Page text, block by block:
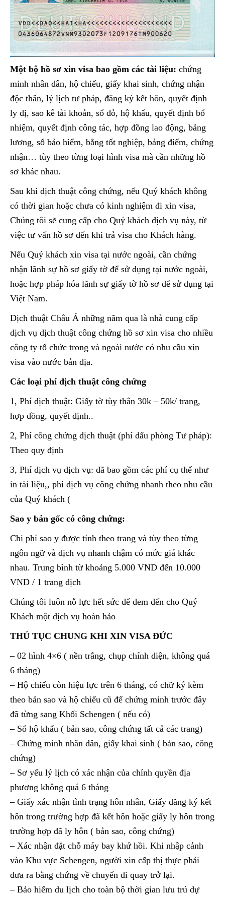
Một bộ hồ sơ xin visa bao gồm các tài liệu: chứng
minh nhân dân, hộ chiếu, giấy khai sinh, chứng nhận
độc thân, lý lịch tư pháp, đăng ký kết hôn, quyết định
ly dị, sao kê tài khoản, sổ đỏ, hộ khẩu, quyết định bổ
nhiệm, quyết định công tác, hợp đồng lao động, bảng
lương, sổ bảo hiểm, bằng tốt nghiệp, bảng điểm, chứng
nhận… tùy theo từng loại hình visa mà cần những hồ
sơ khác nhau.
Sau khi dịch thuật công chứng, nếu Quý khách không
có thời gian hoặc chưa có kinh nghiệm đi xin visa,
Chúng tôi sẽ cung cấp cho Quý khách dịch vụ này, từ
việc tư vấn hồ sơ đến khi trả visa cho Khách hàng.
Nếu Quý khách xin visa tại nước ngoài, cần chứng
nhận lãnh sự hồ sơ giấy tờ để sử dụng tại nước ngoài,
hoặc hợp pháp hóa lãnh sự giấy tờ hồ sơ để sử dụng tại
Việt Nam.
Dịch thuật Châu Á những năm qua là nhà cung cấp
dịch vụ dịch thuật công chứng hồ sơ xin visa cho nhiều
công ty tổ chức trong và ngoài nước có nhu cầu xin
visa vào nước bản địa.
Các loại phí dịch thuật công chứng
1, Phí dịch thuật: Giấy tờ tùy thân 30k – 50k/ trang,
hợp đồng, quyết định..
2, Phí công chứng dịch thuật (phí dấu phòng Tư pháp):
Theo quy định
3, Phí dịch vụ dịch vụ: đã bao gồm các phí cụ thể như
in tài liệu,, phí dịch vụ công chứng nhanh theo nhu cầu
của Quý khách (
Sao y bản gốc có công chứng:
Chi phí sao y được tính theo trang và tùy theo từng
ngôn ngữ và dịch vụ nhanh chậm có mức giá khác
nhau. Trung bình từ khoảng 5.000 VND đến 10.000
VND / 1 trang dịch
Chúng tôi luôn nỗ lực hết sức để đem đến cho Quý
Khách một dịch vụ hoàn hảo
THỦ TỤC CHUNG KHI XIN VISA ĐỨC
– 02 hình 4×6 ( nền trắng, chụp chính diện, không quá
6 tháng)
– Hộ chiếu còn hiệu lực trên 6 tháng, có chữ ký kèm
theo bản sao và hộ chiếu cũ để chứng minh trước đây
đã từng sang Khối Schengen ( nếu có)
– Sổ hộ khẩu ( bản sao, công chứng tất cả các trang)
– Chứng minh nhân dân, giấy khai sinh ( bản sao, công
chứng)
– Sơ yếu lý lịch có xác nhận của chính quyền địa
phương không quá 6 tháng
– Giấy xác nhận tình trạng hôn nhân, Giấy đăng ký kết
hôn trong trường hợp đã kết hôn hoặc giấy ly hôn trong
trường hợp đã ly hôn ( bản sao, công chứng)
– Xác nhận đặt chỗ máy bay khứ hồi. Khi nhập cảnh
vào Khu vực Schengen, người xin cấp thị thực phải
đưa ra bằng chứng về chuyến đi quay trở lại.
– Bảo hiểm du lịch cho toàn bộ thời gian lưu trú dự